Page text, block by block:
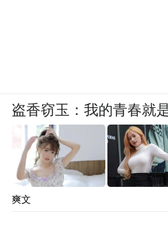
盗香窃玉：我的青春就
爽文